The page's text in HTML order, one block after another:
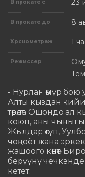
В прокате с 23
В прокате до 8
Хронометраж 1
Режиссер
- Нурлан өмүр бою
Алты кыздан
төрөлөт. Ошондо
коюп, аны чыныгы
Жылдар өтүп,
чоңоёт жана
жашоого көнөт.
берүүнү
кетет.